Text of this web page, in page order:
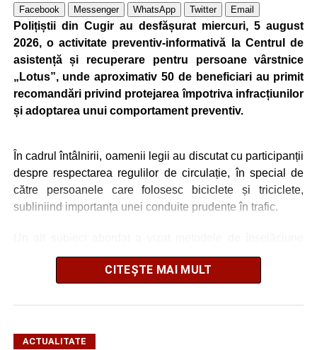
Facebook Messenger WhatsApp Twitter Email
Polițiștii din Cugir au desfășurat miercuri, 5 august
2026, o activitate preventiv-informativă la Centrul de
asistență și recuperare pentru persoane vârstnice
„Lotus”, unde aproximativ 50 de beneficiari au primit
recomandări privind protejarea împotriva infracțiunilor
și adoptarea unui comportament preventiv.
În cadrul întâlnirii, oamenii legii au discutat cu participanții
despre respectarea regulilor de circulație, în special de
către persoanele care folosesc biciclete și triciclete,
subliniind importanța unei conduite prudente în trafic.
utilizate de infractori, atât în mediul online, cât și prin
contact direct. Polițiștii i-au sfătuit pe seniori să nu
evite accesarea linkurilor primite prin mesaje suspecte și
ales în situațiile în care li se solicită sume de bani sub
CITEȘTE MAI MULT
ACTUALITATE